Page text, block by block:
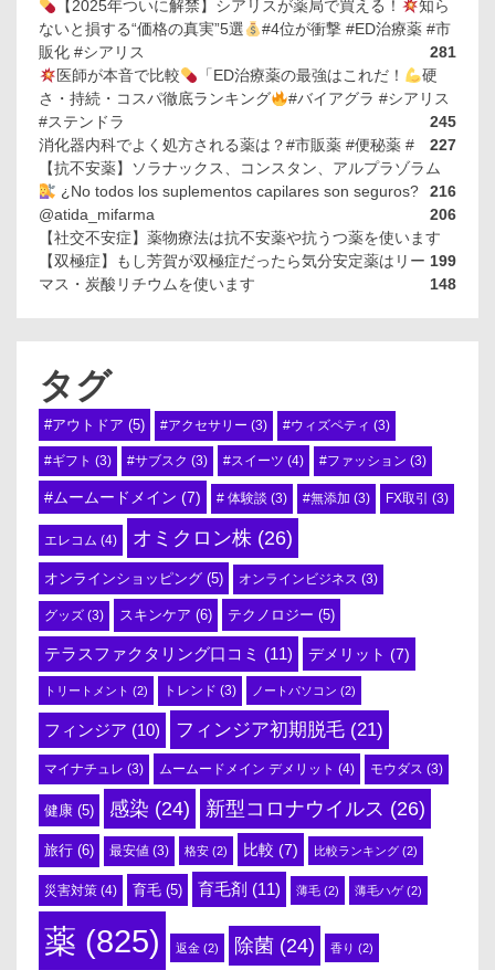
【2025年ついに解禁】シアリスが薬局で買える！
知ら
ないと損する“価格の真実”5選
#4位が衝撃 #ED治療薬 #市
販化 #シアリス
281
医師が本音で比較
「ED治療薬の最強はこれだ！
硬
さ・持続・コスパ徹底ランキング
#バイアグラ #シアリス
#ステンドラ
245
消化器内科でよく処方される薬は？#市販薬 #便秘薬 #
227
【抗不安薬】ソラナックス、コンスタン、アルプラゾラム
216
¿No todos los suplementos capilares son seguros?
@atida_mifarma
206
【社交不安症】薬物療法は抗不安薬や抗うつ薬を使います
199
【双極症】もし芳賀が双極症だったら気分安定薬はリー
マス・炭酸リチウムを使います
148
タグ
#アウトドア (5) #アクセサリー (3) #ウィズペティ (3)
#ギフト (3) #サブスク (3) #スイーツ (4) #ファッション (3)
#ムームードメイン (7) # 体験談 (3) #無添加 (3) FX取引 (3)
エレコム (4) オミクロン株 (26)
オンラインショッピング (5) オンラインビジネス (3)
グッズ (3) スキンケア (6) テクノロジー (5)
テラスファクタリング口コミ (11) デメリット (7)
トリートメント (2) トレンド (3) ノートパソコン (2)
フィンジア (10) フィンジア初期脱毛 (21)
マイナチュレ (3) ムームードメイン デメリット (4) モウダス (3)
健康 (5) 感染 (24) 新型コロナウイルス (26)
旅行 (6) 最安値 (3) 格安 (2) 比較 (7) 比較ランキング (2)
災害対策 (4) 育毛 (5) 育毛剤 (11) 薄毛 (2) 薄毛ハゲ(2)
薬 (825) 返金 (2) 除菌 (24) 香り (2)